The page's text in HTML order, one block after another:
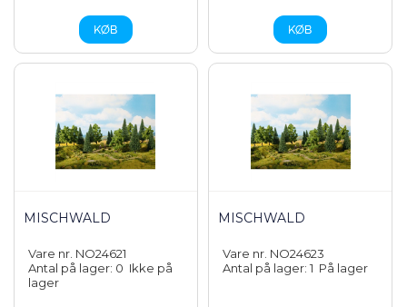
MISCHWALD
Vare nr. NO24621
Antal på lager: 0 Ikke på
lager
MISCHWALD
Vare nr. NO24623
Antal på lager: 1 På lager